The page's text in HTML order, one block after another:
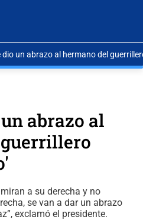
dio un abrazo al hermano del
abrazo al
a su derecha y no
se van a dar un abrazo
exclamó el presidente.